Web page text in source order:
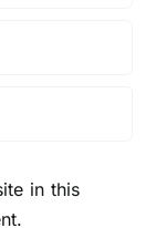
in this